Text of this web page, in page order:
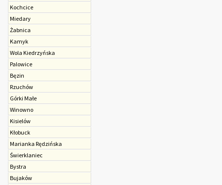
Kochcice
Miedary
Żabnica
Kamyk
Wola Kiedrzyńska
Palowice
Bęzin
Rzuchów
Górki Małe
Winowno
Kisielów
Kłobuck
Marianka Rędzińska
Świerklaniec
Bystra
Bujaków